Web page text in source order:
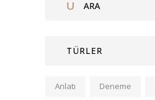
TÜRLER
Anlatı Deneme